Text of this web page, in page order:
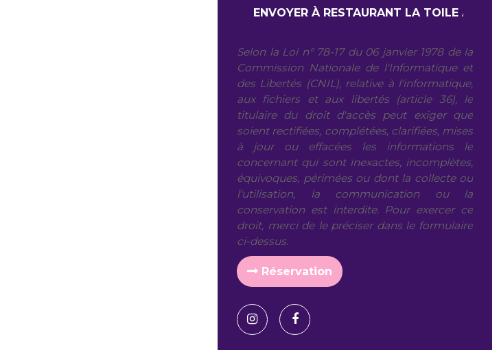
Selon la Loi n° 78-17 du 06 janvier 1978 de la
Commission Nationale de l'Informatique et
des Libertés (CNIL), relative à l'informatique,
aux fichiers et aux libertés (article 36), le
titulaire du droit d'accès peut exiger que
soient rectifiées, complétées, clarifiées, mises
à jour ou effacées les informations le
concernant qui sont inexactes, incomplètes,
équivoques, périmées ou dont la collecte ou
l'utilisation, la communication ou la
conservation est interdite. Pour exercer ce
droit, merci de le préciser dans le formulaire
ci-dessus.
Réservation